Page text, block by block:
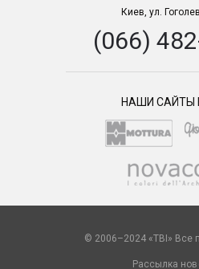
Киев, ул.
(066)
НАШИ САЙТЫ
© 2006–2024 «TBI» Все
Рассылка